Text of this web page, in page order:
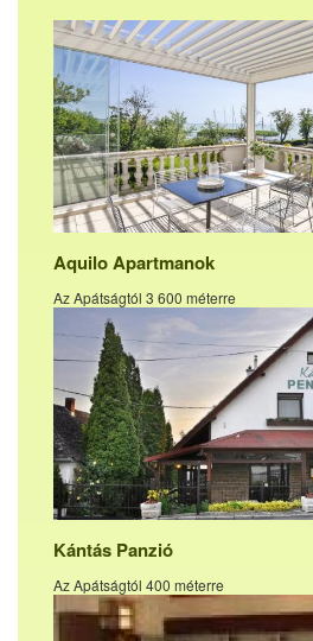
Aquilo Apartmanok
Az Apátságtól 3 600 méterre
Kántás Panzió
Az Apátságtól 400 méterre